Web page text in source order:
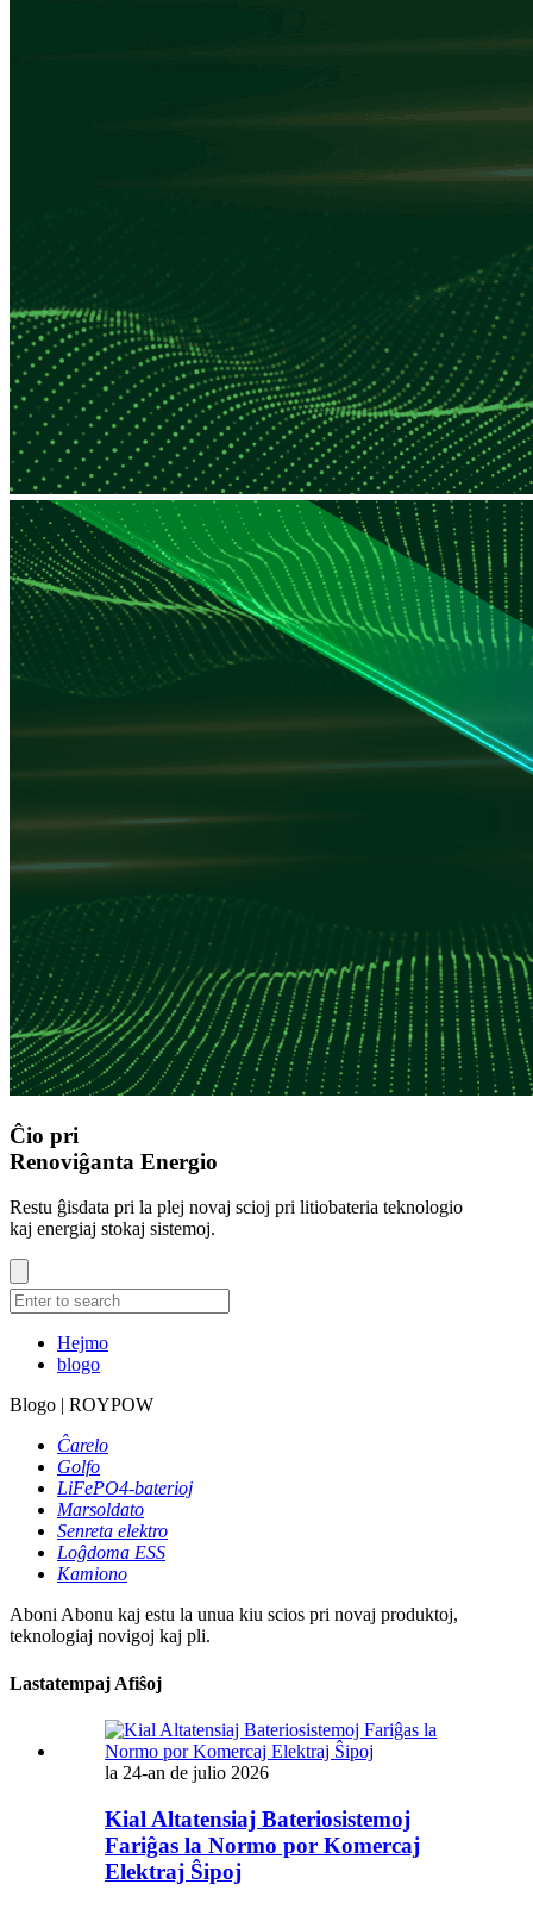
Ĉio pri
Renoviĝanta Energio
Restu ĝisdata pri la plej novaj scioj pri litiobateria teknologio
kaj energiaj stokaj sistemoj.
Hejmo
blogo
Blogo | ROYPOW
Ĉarelo
Golfo
LiFePO4-baterioj
Marsoldato
Senreta elektro
Loĝdoma ESS
Kamiono
AboniAbonu kaj estu la unua kiu scios pri novaj produktoj,
teknologiaj novigoj kaj pli.
Lastatempaj Afiŝoj
la 24-an de julio 2026
Kial Altatensiaj Bateriosistemoj
Fariĝas la Normo por Komercaj
Elektraj Ŝipoj